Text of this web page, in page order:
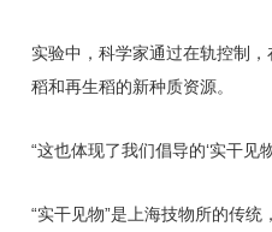
实验中，科学家通过在轨控制
稻和再生稻的新种质资源。
“这也体现了我们倡导的‘实干见
“实干见物”是上海技物所的传